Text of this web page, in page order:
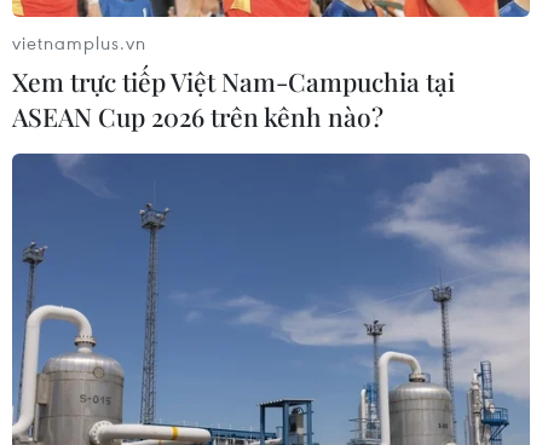
vietnamplus.vn
Xem trực tiếp Việt Nam-Campuchia tại
ASEAN Cup 2026 trên kênh nào?